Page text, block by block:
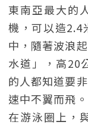
東南亞最大的
機，可以造2.4
中，隨著波浪
水道」，高20
的人都知道要
速中不翼而飛
在游泳圈上，